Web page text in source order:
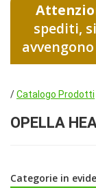
spediti,
/Catalogo Prodotti
OPELLA
Categorie in